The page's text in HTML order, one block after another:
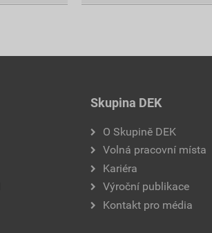
Skupina DEK
O Skupině DEK
Volná pracovní místa
Kariéra
Výroční publikace
Kontakt pro média